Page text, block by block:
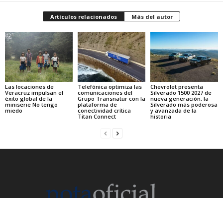
Artículos relacionados Más del autor
Las locaciones de
Veracruz impulsan el
éxito global de la
miniserie No tengo
miedo
Telefónica optimiza las
comunicaciones del
Grupo Transnatur con la
plataforma de
conectividad crítica
Titan Connect
Chevrolet presenta
Silverado 1500 2027 de
nueva generación, la
Silverado más poderosa
y avanzada de la
historia